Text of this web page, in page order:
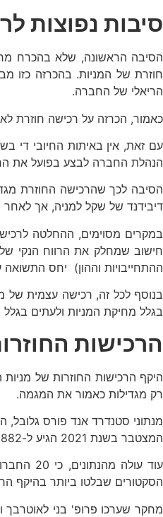
סיבות נפוצות
הסיבה הראשונה, שלא בהכרח
חוזרת של המניות. בהכרזה כזו
הריאלי של החברה.
כאמור, הכרזה על רכישה חוזרת
עם זאת, אין באיתות החיובי די
הנהלת החברה לבצע בפועל את
הסיבה לכך שהרכישה החוזרת
דיבידנד של שקל למניה, אך לאחר
במקרים מסוימים, ההחלטה
חישוב שמחלק את הרווח הנקי
ההתחייבויות וההון) יחס התשואה
בנוסף לכל זה, רכישה עצמית של
בגלל מחיקת המניות ולעתים בגלל
הרכישות
היקף הרכישות החוזרות של
רק מגדילות כאמור את המגמה.
המצטבר בשנת 2021 הגיע ל-882 מיליארד דולר(!), כאשר אחת מכל שבע חברות הגדילה את הרווח הנקי למניה בלפחות 4% הודות לביצוע רכישה חוזרת של מניות.
הסקטורים שבלטו ביותר בהיקף הרכישות החוזרות בשנת 2021 הם: טכנולוגיות
מחקר שערכו פרופ' בני לאוטרבך